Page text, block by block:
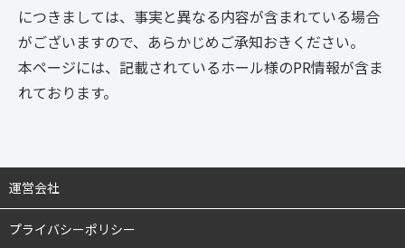
につきましては、事実と異なる内容が含まれている場合
がございますので、あらかじめご承知おきください。
本ページには、記載されているホール様のPR情報が含ま
れております。
運営会社
プライバシーポリシー